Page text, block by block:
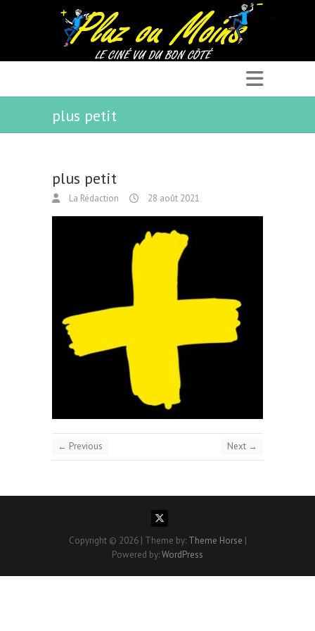
plus petit
plus petit
La Rédaction 28 août 2021
← Previous Next →
Copyright © 2026 | Theme by: Theme Horse |
Powered by:WordPress